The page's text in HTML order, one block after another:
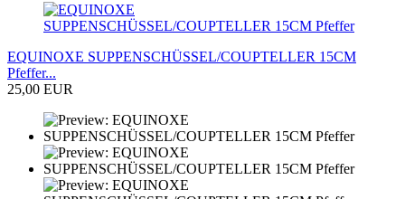
EQUINOXE SUPPENSCHÜSSEL/COUPTELLER 15CM
Pfeffer...
25,00 EUR